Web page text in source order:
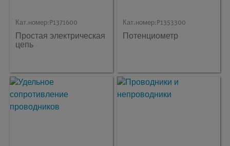
Кат.номер: P1371600
Простая электрическая
цепь
Кат.номер: P1353300
Потенциометр